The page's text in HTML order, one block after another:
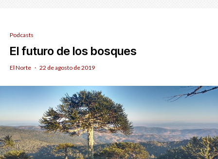
Podcasts
El futuro de los bosques
El Norte · 22 de agosto de 2019